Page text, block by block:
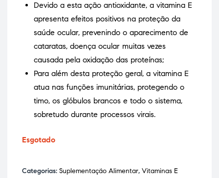
Devido a esta ação antioxidante, a vitamina E
apresenta efeitos positivos na proteção da
saúde ocular, prevenindo o aparecimento de
cataratas, doença ocular muitas vezes
causada pela oxidação das proteínas;
Para além desta proteção geral, a vitamina E
atua nas funções imunitárias, protegendo o
timo, os glóbulos brancos e todo o sistema,
sobretudo durante processos virais.
Esgotado
Categorias: Suplementação Alimentar, Vitaminas E